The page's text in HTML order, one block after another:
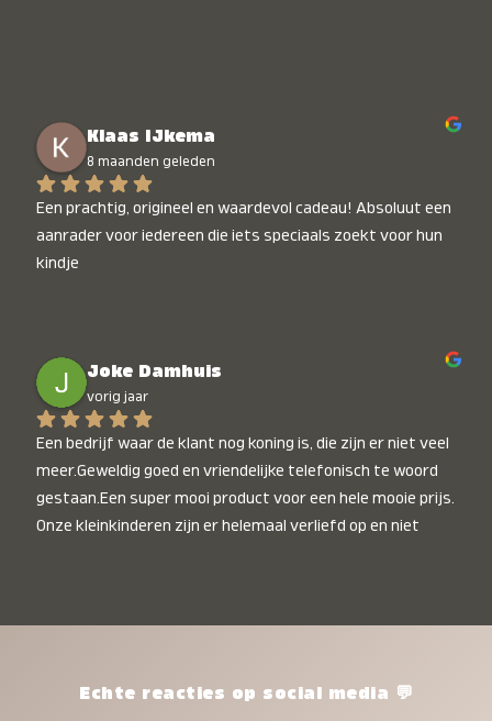
Klaas IJkema
8 maanden geleden
Een prachtig, origineel en waardevol cadeau! Absoluut een
aanrader voor iedereen die iets speciaals zoekt voor hun
kindje
Joke Damhuis
vorig jaar
Een bedrijf waar de klant nog koning is, die zijn er niet veel
meer.Geweldig goed en vriendelijke telefonisch te woord
gestaan.Een super mooi product voor een hele mooie prijs.
Onze kleinkinderen zijn er helemaal verliefd op en niet
het waard.Echte reacties op social media 💬